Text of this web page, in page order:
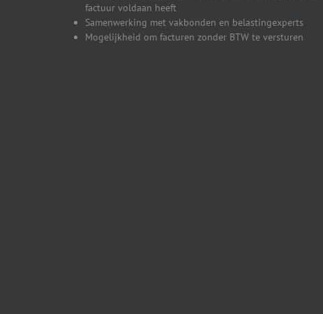
factuur voldaan heeft
Samenwerking met vakbonden en belastingexperts
Mogelijkheid om facturen zonder BTW te versturen